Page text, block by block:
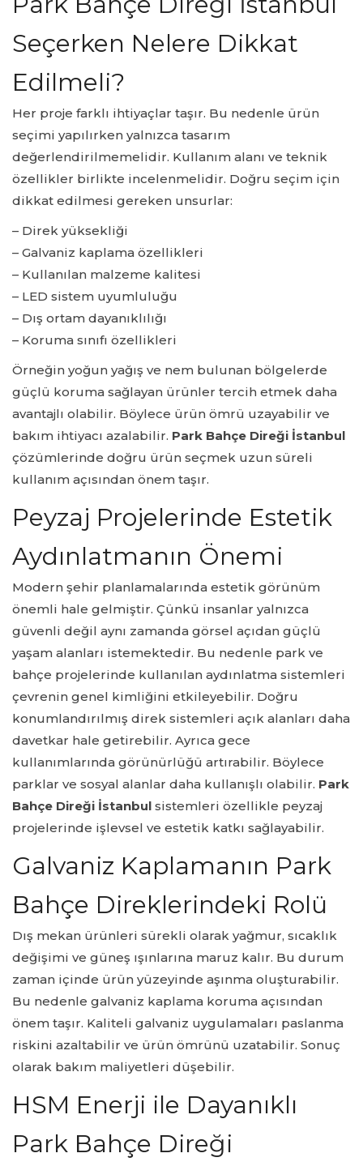
Seçerken Nelere Dikkat
Edilmeli?
Her proje farklı ihtiyaçlar taşır. Bu nedenle ürün
seçimi yapılırken yalnızca tasarım
değerlendirilmemelidir. Kullanım alanı ve teknik
özellikler birlikte incelenmelidir. Doğru seçim için
dikkat edilmesi gereken unsurlar:
– Direk yüksekliği
– Galvaniz kaplama özellikleri
– Kullanılan malzeme kalitesi
– LED sistem uyumluluğu
– Dış ortam dayanıklılığı
– Koruma sınıfı özellikleri
Örneğin yoğun yağış ve nem bulunan bölgelerde
güçlü koruma sağlayan ürünler tercih etmek daha
avantajlı olabilir. Böylece ürün ömrü uzayabilir ve
bakım ihtiyacı azalabilir. Park Bahçe Direği İstanbul
çözümlerinde doğru ürün seçmek uzun süreli
kullanım açısından önem taşır.
Peyzaj Projelerinde Estetik
Aydınlatmanın Önemi
Modern şehir planlamalarında estetik görünüm
önemli hale gelmiştir. Çünkü insanlar yalnızca
güvenli değil aynı zamanda görsel açıdan güçlü
yaşam alanları istemektedir. Bu nedenle park ve
bahçe projelerinde kullanılan aydınlatma sistemleri
çevrenin genel kimliğini etkileyebilir. Doğru
konumlandırılmış direk sistemleri açık alanları daha
davetkar hale getirebilir. Ayrıca gece
kullanımlarında görünürlüğü artırabilir. Böylece
parklar ve sosyal alanlar daha kullanışlı olabilir. Park
Bahçe Direği İstanbul sistemleri özellikle peyzaj
projelerinde işlevsel ve estetik katkı sağlayabilir.
Galvaniz Kaplamanın Park
Bahçe Direklerindeki Rolü
Dış mekan ürünleri sürekli olarak yağmur, sıcaklık
değişimi ve güneş ışınlarına maruz kalır. Bu durum
zaman içinde ürün yüzeyinde aşınma oluşturabilir.
Bu nedenle galvaniz kaplama koruma açısından
önem taşır. Kaliteli galvaniz uygulamaları paslanma
riskini azaltabilir ve ürün ömrünü uzatabilir. Sonuç
olarak bakım maliyetleri düşebilir.
HSM Enerji ile Dayanıklı
Park Bahçe Direği